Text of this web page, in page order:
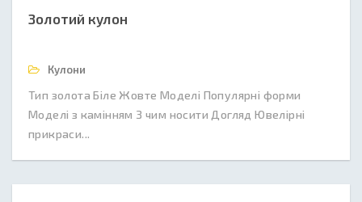
Золотий кулон
Кулони
Тип золота Біле Жовте Моделі Популярні форми
Моделі з камінням З чим носити Догляд Ювелірні
прикраси...